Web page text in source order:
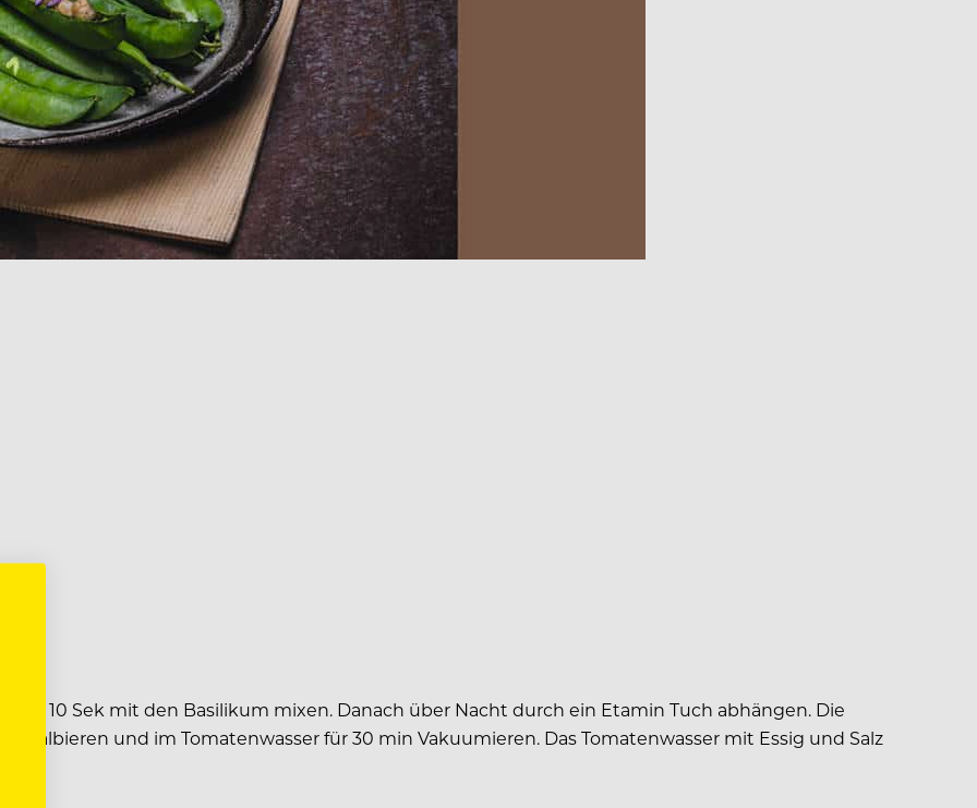
für 10 Sek mit den Basilikum mixen. Danach über Nacht durch ein Etamin Tuch abhängen. Die
halbieren und im Tomatenwasser für 30 min Vakuumieren. Das Tomatenwasser mit Essig und Salz